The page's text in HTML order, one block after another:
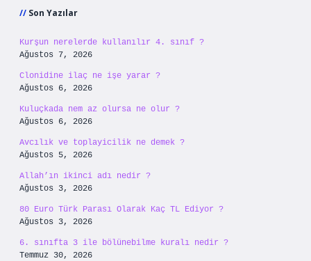
Son Yazılar
Kurşun nerelerde kullanılır 4. sınıf ?
Ağustos 7, 2026
Clonidine ilaç ne işe yarar ?
Ağustos 6, 2026
Kuluçkada nem az olursa ne olur ?
Ağustos 6, 2026
Avcılık ve toplayicilik ne demek ?
Ağustos 5, 2026
Allah’ın ikinci adı nedir ?
Ağustos 3, 2026
80 Euro Türk Parası Olarak Kaç TL Ediyor ?
Ağustos 3, 2026
6. sınıfta 3 ile bölünebilme kuralı nedir ?
Temmuz 30, 2026